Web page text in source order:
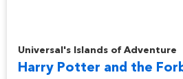
Universal's Islands of Adventure
Harry Potter and the